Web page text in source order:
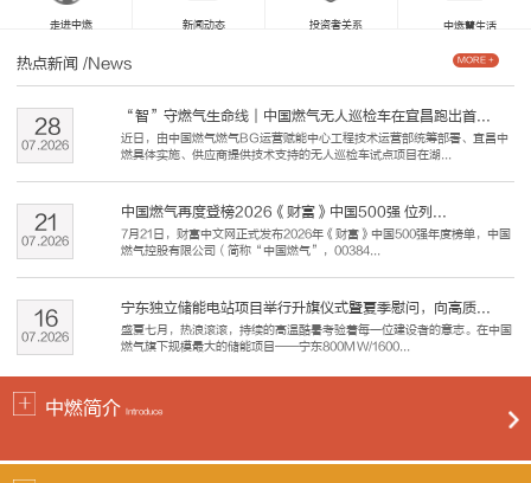
走进中燃 新闻动态 投资者关系 中燃慧生活
热点新闻 /News
“智”守燃气生命线｜中国燃气无人巡检车在宜昌跑出首...
近日，由中国燃气燃气BG运营赋能中心工程技术运营部统筹部署、宜昌中
燃具体实施、供应商提供技术支持的无人巡检车试点项目在湖...
07.2026
28
中国燃气再度登榜2026《财富》中国500强 位列...
7月21日，财富中文网正式发布2026年《财富》中国500强年度榜单，中国
燃气控股有限公司（简称“中国燃气”，00384...
07.2026
21
宁东独立储能电站项目举行升旗仪式暨夏季慰问，向高质...
盛夏七月，热浪滚滚，持续的高温酷暑考验着每一位建设者的意志。在中国
燃气旗下规模最大的储能项目——宁东800MW/1600...
07.2026
16
MORE +
中燃简介 Introduce